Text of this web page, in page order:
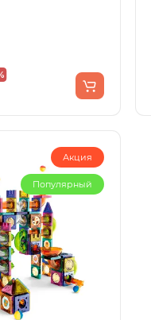
Акция
Популярный